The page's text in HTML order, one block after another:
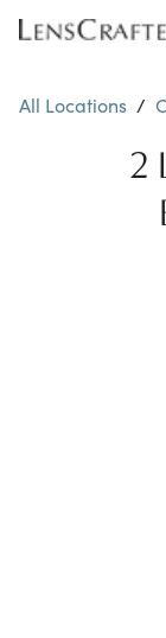
EYE
All Locations /
2